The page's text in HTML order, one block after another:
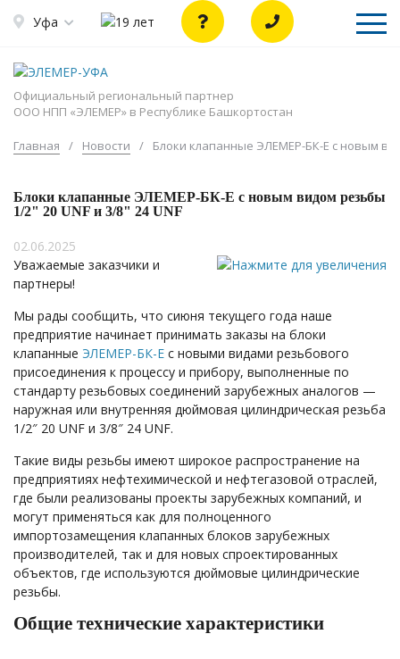
Уфа
Официальный региональный партнер
ООО НПП «ЭЛЕМЕР» в Республике Башкортостан
Главная / Новости / Блоки клапанные ЭЛЕМЕР-БК-Е с новым
Блоки клапанные ЭЛЕМЕР-БК-Е с новым видом резьбы
1/2" 20 UNF и 3/8" 24 UNF
02.06.2025
Уважаемые заказчики и
партнеры!
Мы рады сообщить, что сиюня текущего года наше
предприятие начинает принимать заказы на блоки
клапанные ЭЛЕМЕР-БК-Е с новыми видами резьбового
присоединения к процессу и прибору, выполненные по
стандарту резьбовых соединений зарубежных аналогов —
наружная или внутренняя дюймовая цилиндрическая резьба
1/2″ 20 UNF и 3/8″ 24 UNF.
Такие виды резьбы имеют широкое распространение на
предприятиях нефтехимической и нефтегазовой отраслей,
где были реализованы проекты зарубежных компаний, и
могут применяться как для полноценного
импортозамещения клапанных блоков зарубежных
производителей, так и для новых спроектированных
объектов, где используются дюймовые цилиндрические
резьбы.
Общие технические характеристики